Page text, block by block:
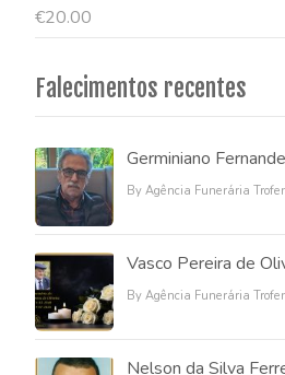
€20.00
Falecimentos recentes
Germiniano
By Agência Funerária
Vasco Pereira de
By Agência Funerária
Nelson da Silva